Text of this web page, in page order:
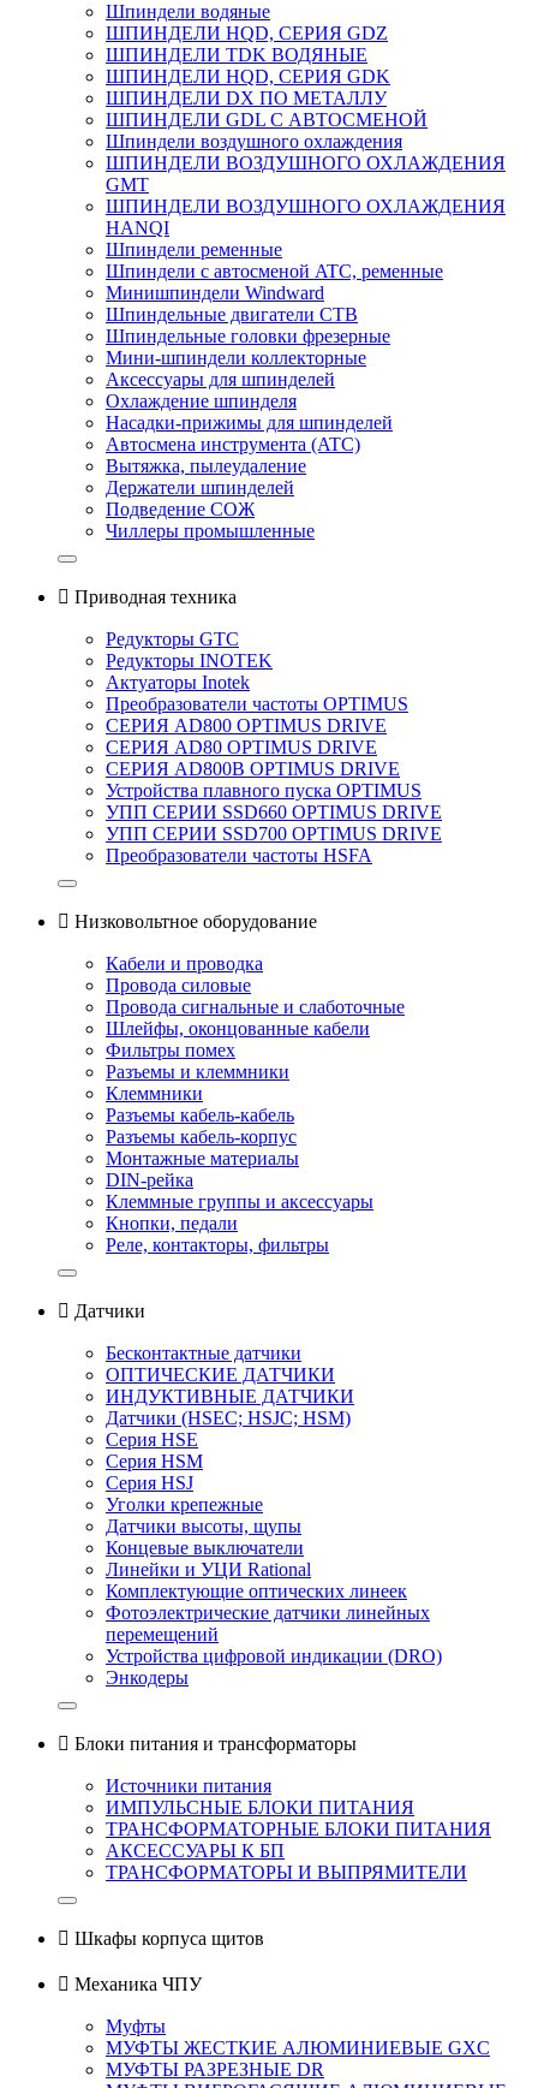
Шпиндели водяные
ШПИНДЕЛИ HQD, СЕРИЯ GDZ
ШПИНДЕЛИ TDK ВОДЯНЫЕ
ШПИНДЕЛИ HQD, СЕРИЯ GDK
ШПИНДЕЛИ DX ПО МЕТАЛЛУ
ШПИНДЕЛИ GDL С АВТОСМЕНОЙ
Шпиндели воздушного охлаждения
ШПИНДЕЛИ ВОЗДУШНОГО ОХЛАЖДЕНИЯ
GMT
ШПИНДЕЛИ ВОЗДУШНОГО ОХЛАЖДЕНИЯ
HANQI
Шпиндели ременные
Шпиндели с автосменой ATC, ременные
Минишпиндели Windward
Шпиндельные двигатели СТВ
Шпиндельные головки фрезерные
Мини-шпиндели коллекторные
Аксессуары для шпинделей
Охлаждение шпинделя
Насадки-прижимы для шпинделей
Автосмена инструмента (ATC)
Вытяжка, пылеудаление
Держатели шпинделей
Подведение СОЖ
Чиллеры промышленные
 Приводная техника
Редукторы GTC
Редукторы INOTEK
Актуаторы Inotek
Преобразователи частоты OPTIMUS
СЕРИЯ AD800 OPTIMUS DRIVE
СЕРИЯ AD80 OPTIMUS DRIVE
СЕРИЯ AD800B OPTIMUS DRIVE
Устройства плавного пуска OPTIMUS
УПП СЕРИИ SSD660 OPTIMUS DRIVE
УПП СЕРИИ SSD700 OPTIMUS DRIVE
Преобразователи частоты HSFA
 Низковольтное оборудование
Кабели и проводка
Провода силовые
Провода сигнальные и слаботочные
Шлейфы, оконцованные кабели
Фильтры помех
Разъемы и клеммники
Клеммники
Разъемы кабель-кабель
Разъемы кабель-корпус
Монтажные материалы
DIN-рейка
Клеммные группы и аксессуары
Кнопки, педали
Реле, контакторы, фильтры
 Датчики
Бесконтактные датчики
ОПТИЧЕСКИЕ ДАТЧИКИ
ИНДУКТИВНЫЕ ДАТЧИКИ
Датчики (HSEС; HSJС; HSM)
Серия HSE
Серия HSM
Серия HSJ
Уголки крепежные
Датчики высоты, щупы
Концевые выключатели
Линейки и УЦИ Rational
Комплектующие оптических линеек
Фотоэлектрические датчики линейных
перемещений
Устройства цифровой индикации (DRO)
Энкодеры
 Блоки питания и трансформаторы
Источники питания
ИМПУЛЬСНЫЕ БЛОКИ ПИТАНИЯ
ТРАНСФОРМАТОРНЫЕ БЛОКИ ПИТАНИЯ
АКСЕССУАРЫ К БП
ТРАНСФОРМАТОРЫ И ВЫПРЯМИТЕЛИ
 Шкафы корпуса щитов
 Механика ЧПУ
Муфты
МУФТЫ ЖЕСТКИЕ АЛЮМИНИЕВЫЕ GXC
МУФТЫ РАЗРЕЗНЫЕ DR